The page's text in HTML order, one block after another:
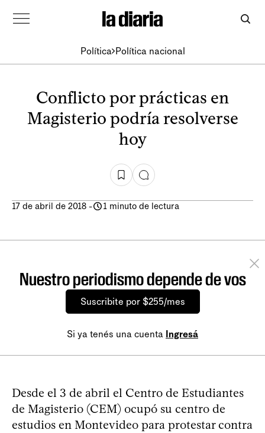
Política Política nacional
Conflicto por prácticas en
Magisterio podría resolverse
hoy
17 de abril de 2018 - 1 minuto de lectura
Nuestro periodismo depende de vos
Suscribite por $255/mes
Si ya tenés una cuenta Ingresá
Desde el 3 de abril el Centro de Estudiantes
de Magisterio (CEM) ocupó su centro de
estudios en Montevideo para protestar contra